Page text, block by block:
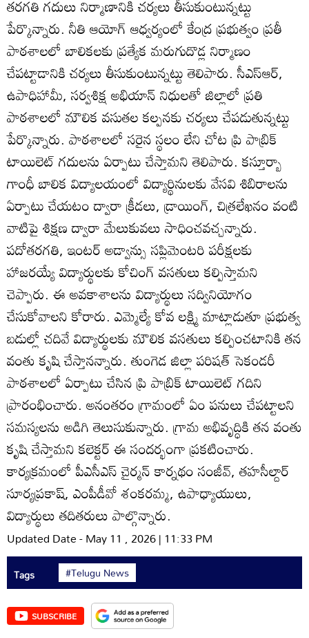
తరగతి గదులు నిర్మాణానికి చర్యలు తీసుకుంటున్నట్టు
పేర్కొన్నారు. నీతి ఆయోగ్‌ ఆధ్వర్యంలో కేంద్ర ప్రభుత్వం ప్రతీ
పాఠశాలలో బాలికలకు ప్రత్యేక మరుగుదొడ్ల నిర్మాణం
చేపట్టాడానికి చర్యలు తీసుకుంటున్నట్టు తెలిపారు. సీఎస్‌ఆర్‌,
ఉపాధిహామీ, సర్వశిక్ష అభియాన్‌ నిధులతో జిల్లాలో ప్రతి
పాఠశాలలో మౌలిక వసుతల కల్పనకు చర్యలు చేపడుతున్నట్టు
పేర్కొన్నారు. పాఠశాలలో సరైన స్థలం లేని చోట ప్రి పాబ్రిక్‌
టాయిలెట్‌ గదులను ఏర్పాటు చేస్తామని తెలిపారు. కస్తూర్బా
గాంధీ బాలిక విద్యాలయంలో విద్యార్థినులకు వేసవి శిబిరాలను
ఏర్పాటు చేయటం ద్వారా క్రీడలు, డ్రాయింగ్‌, చిత్రలేఖనం వంటి
వాటిపై శిక్షణ ద్వారా మేలుకువలు సాధించవచ్చన్నారు.
పదోతరగతి, ఇంటర్‌ అడ్వాన్సు సప్లిమెంటరి పరీక్షలకు
హాజరయ్యే విద్యార్థులకు కోచింగ్‌ వసతులు కల్పిస్తామని
చెప్పారు. ఈ అవకాశాలను విద్యార్థులు సద్వినియోగం
చేసుకోవాలని కోరారు. ఎమ్మెల్యే కోవ లక్ష్మి మాట్లాడుతూ ప్రభుత్వ
బడుల్లో చదివే విద్యార్థులకు మౌలిక వసతులు కల్పించటానికి తన
వంతు కృషి చేస్తానన్నారు. తుంగెడ జిల్లా పరిషత్‌ సెకండరీ
పాఠశాలలో ఏర్పాటు చేసిన ప్రి పాబ్రిక్‌ టాయిలెట్‌ గదిని
ప్రారంభించారు. అనంతరం గ్రామంలో ఏం పనులు చేపట్టాలని
సమస్యలను అడిగి తెలుసుకున్నారు. గ్రామ అభివృద్ధికి తన వంతు
కృషి చేస్తామని కలెక్టర్‌ ఈ సందర్భంగా ప్రకటించారు.
కార్యక్రమంలో పీఎసీఎస్‌ చైర్మన్‌ కార్నథం సంజీవ్‌, తహసీల్దార్‌
సూర్యప్రకాష్‌, ఎంపీడీవో శంకరమ్మ, ఉపాధ్యాయులు,
విద్యార్థులు తదితరులు పాల్గొన్నారు.
Updated Date - May 11 , 2026 | 11:33 PM
Tags #Telugu News
SUBSCRIBE